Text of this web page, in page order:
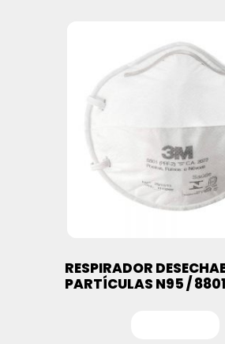
RESPIRADOR
PARTÍCULAS N95 /